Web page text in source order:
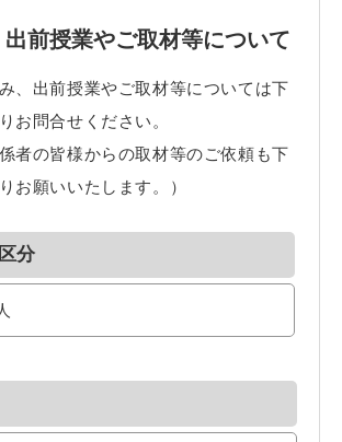
前授業やご取材等について
、出前授業やご取材等については下
お問合せください。
者の皆様からの取材等のご依頼も下
お願いいたします。）
分